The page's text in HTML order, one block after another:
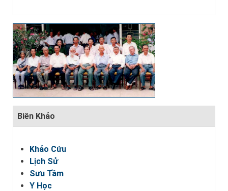
Biên Khảo
Khảo Cứu
Lịch Sử
Sưu Tầm
Y Học